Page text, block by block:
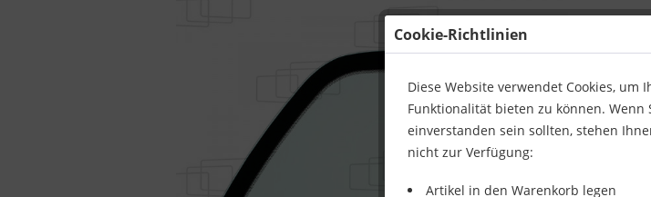
Cookie-Richtlinien
Diese Website verwendet Cookies, um
Funktionalität bieten zu können. Wenn
einverstanden sein sollten, stehen
nicht zur Verfügung:
Artikel in den Warenkorb legen